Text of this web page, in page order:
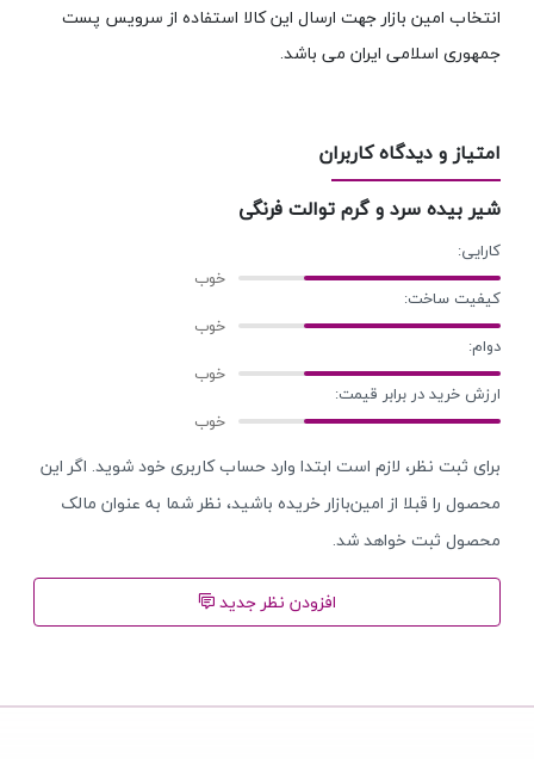
انتخاب امین بازار جهت ارسال این کالا استفاده از سرویس پست
جمهوری اسلامی ایران می باشد.
امتیاز و دیدگاه کاربران
شیر بیده سرد و گرم توالت فرنگی
کارایی:
کیفیت ساخت:
دوام:
ارزش خرید در برابر قیمت:
برای ثبت نظر، لازم است ابتدا وارد حساب کاربری خود شوید. اگر این
محصول را قبلا از امین‌بازار خریده باشید، نظر شما به عنوان مالک
محصول ثبت خواهد شد.
افزودن نظر جدید